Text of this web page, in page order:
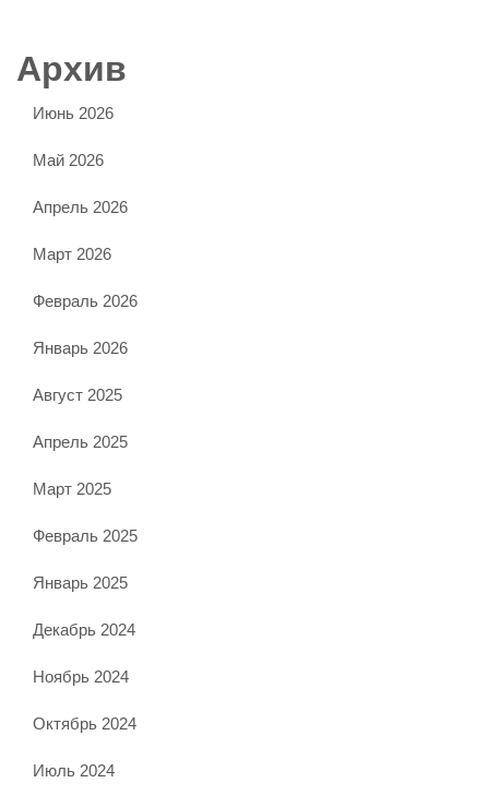
Архив
Июнь 2026
Май 2026
Апрель 2026
Март 2026
Февраль 2026
Январь 2026
Август 2025
Апрель 2025
Март 2025
Февраль 2025
Январь 2025
Декабрь 2024
Ноябрь 2024
Октябрь 2024
Июль 2024